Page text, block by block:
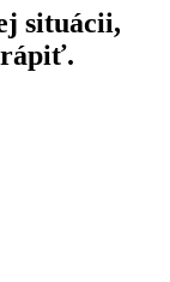
situácii,